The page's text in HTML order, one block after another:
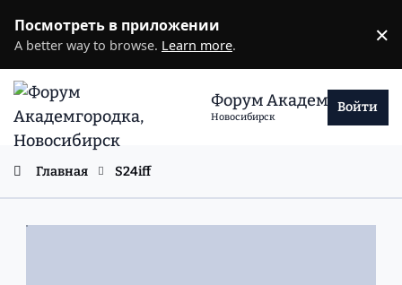
Посмотреть в приложении
A better way to browse. Learn more. ×
Форум Академгородка
Новосибирск
Войти
Главная S24iff